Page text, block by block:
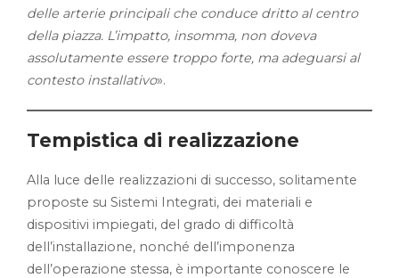
delle arterie principali che conduce dritto al centro
della piazza. L’impatto, insomma, non doveva
assolutamente essere troppo forte, ma adeguarsi al
contesto installativo».
Tempistica di realizzazione
Alla luce delle realizzazioni di successo, solitamente
proposte su Sistemi Integrati, dei materiali e
dispositivi impiegati, del grado di difficoltà
dell’installazione, nonché dell’imponenza
dell’operazione stessa, è importante conoscere le